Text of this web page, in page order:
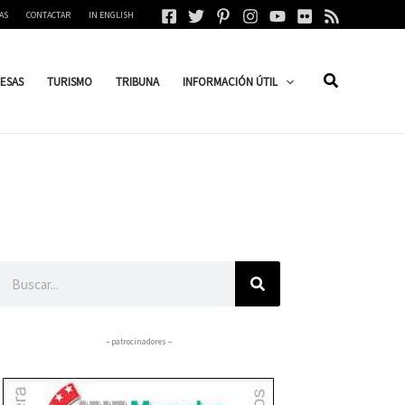
CONTACTAR IN ENGLISH
TURISMO TRIBUNA INFORMACIÓN ÚTIL
– patrocinadores –